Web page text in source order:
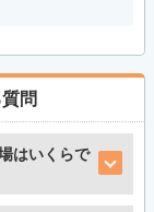
問
はいくらで